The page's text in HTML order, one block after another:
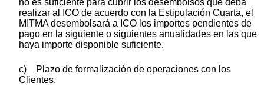
no es suficiente para cubrir los desembolsos que deba
realizar al ICO de acuerdo con la Estipulación Cuarta, el
MITMA desembolsará a ICO los importes pendientes de
pago en la siguiente o siguientes anualidades en las que
haya importe disponible suficiente.
c) Plazo de formalización de operaciones con los
Clientes.